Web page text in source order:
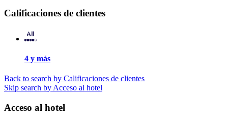
Calificaciones de clientes
4 y más
Back to search by Calificaciones de clientes
Skip search by Acceso al hotel
Acceso al hotel